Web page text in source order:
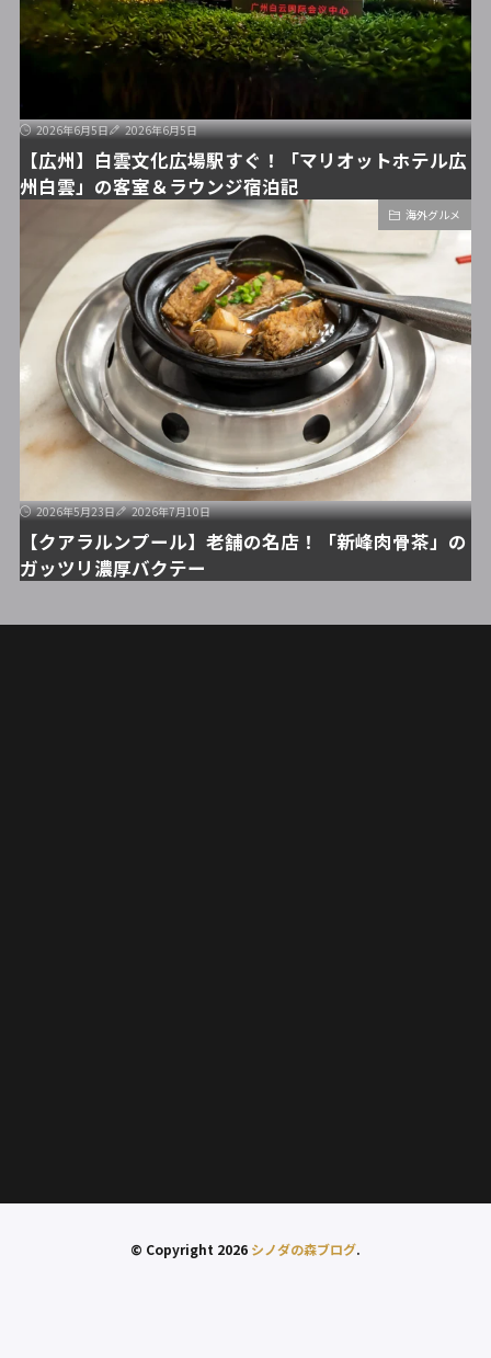
2026年6月5日 2026年6月5日
【広州】白雲文化広場駅すぐ！「マリオットホテル広
州白雲」の客室＆ラウンジ宿泊記
海外グルメ
2026年5月23日 2026年7月10日
【クアラルンプール】老舗の名店！「新峰肉骨茶」の
ガッツリ濃厚バクテー
© Copyright 2026 シノダの森ブログ.